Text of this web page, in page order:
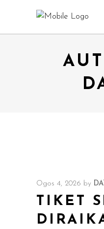
Ogos 4, 2026 by
TIKET